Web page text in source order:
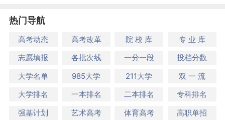
热门导航
高考动态 高考改革 院 校 库
专 业 库
志愿填报
各批次线 一分一段
投档分数
大学名单
985大学 211大学
双 一 流
大学排名
一本排名 二本排名
专科排名
强基计划
艺术高考 体育高考 高职单招